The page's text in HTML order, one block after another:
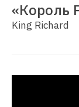
«Король
King Richard